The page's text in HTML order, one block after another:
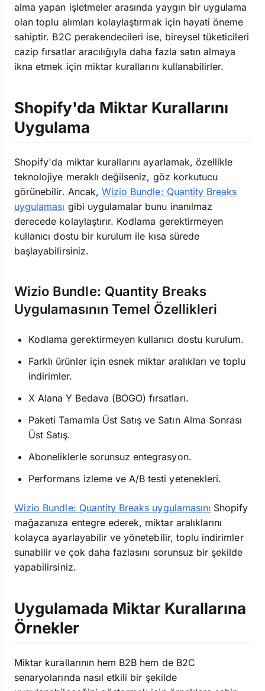
alma yapan işletmeler arasında yaygın bir uygulama
olan toplu alımları kolaylaştırmak için hayati öneme
sahiptir. B2C perakendecileri ise, bireysel tüketicileri
cazip fırsatlar aracılığıyla daha fazla satın almaya
ikna etmek için miktar kurallarını kullanabilirler.
Shopify'da Miktar Kurallarını
Uygulama
Shopify'da miktar kurallarını ayarlamak, özellikle
teknolojiye meraklı değilseniz, göz korkutucu
görünebilir. Ancak, Wizio Bundle: Quantity Breaks
uygulaması gibi uygulamalar bunu inanılmaz
derecede kolaylaştırır. Kodlama gerektirmeyen
kullanıcı dostu bir kurulum ile kısa sürede
başlayabilirsiniz.
Wizio Bundle: Quantity Breaks
Uygulamasının Temel Özellikleri
Kodlama gerektirmeyen kullanıcı dostu kurulum.
Farklı ürünler için esnek miktar aralıkları ve toplu
indirimler.
X Alana Y Bedava (BOGO) fırsatları.
Paketi Tamamla Üst Satış ve Satın Alma Sonrası
Üst Satış.
Aboneliklerle sorunsuz entegrasyon.
Performans izleme ve A/B testi yetenekleri.
Wizio Bundle: Quantity Breaks uygulamasını Shopify
mağazanıza entegre ederek, miktar aralıklarını
kolayca ayarlayabilir ve yönetebilir, toplu indirimler
sunabilir ve çok daha fazlasını sorunsuz bir şekilde
yapabilirsiniz.
Uygulamada Miktar Kurallarına
Örnekler
Miktar kurallarının hem B2B hem de B2C
senaryolarında nasıl etkili bir şekilde